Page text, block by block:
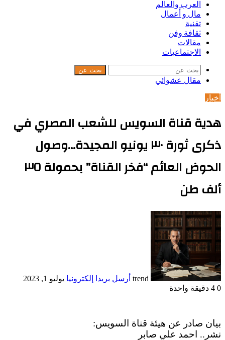
العرب والعالم
مال و أعمال
تقنية
ثقافة وفن
مقالات
الاجتماعيات
بحث عن
مقال عشوائي
أخبار
هدية قناة السويس للشعب المصري في
ذكرى ثورة ٣٠ يونيو المجيدة…وصول
الحوض العائم “فخر القناة” بحمولة ٣٥
ألف طن
trend أرسل بريدا إلكترونيا يوليو 1, 2023
0
دقيقة واحدة
بيان صادر عن هيئة قناة السويس:
نشر.. احمد علي صابر